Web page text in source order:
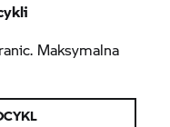
Maksymalna